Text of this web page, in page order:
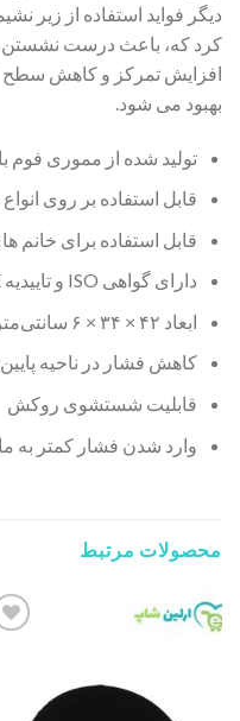
دیگر فواید استفاده از زیر
کرد که، باعث درست
افزایش تمرکز و کاهش سطح
بهبود می شود.
تولید شده از مموری فوم
قابل استفاده بر روی
قابل استفاده برای خانم
دارای گواهی ISO و تاییدیه CE اروپا
ابعاد ۴۲ × ۳۴ × ۶ سانتی‌متر
کاهش فشار در ناحیه
قابلیت شستشوی روکش
وارد شدن فشار کمتر به
محصولات مرتبط